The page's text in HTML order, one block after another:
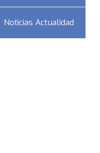
Noticias Actualidad